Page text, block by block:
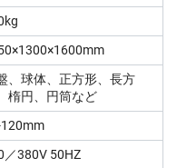
、球体、正方形、長方
楕円、円筒など
／380V 50HZ